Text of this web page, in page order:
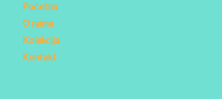
Početna
O nama
Kolekcija
Kontakt